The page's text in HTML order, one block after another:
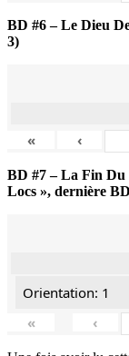
BD #6 – Le Dieu
3)
« ‹
BD #7 – La Fin Du
Locs », dernière
Orientation: 1
«
‹